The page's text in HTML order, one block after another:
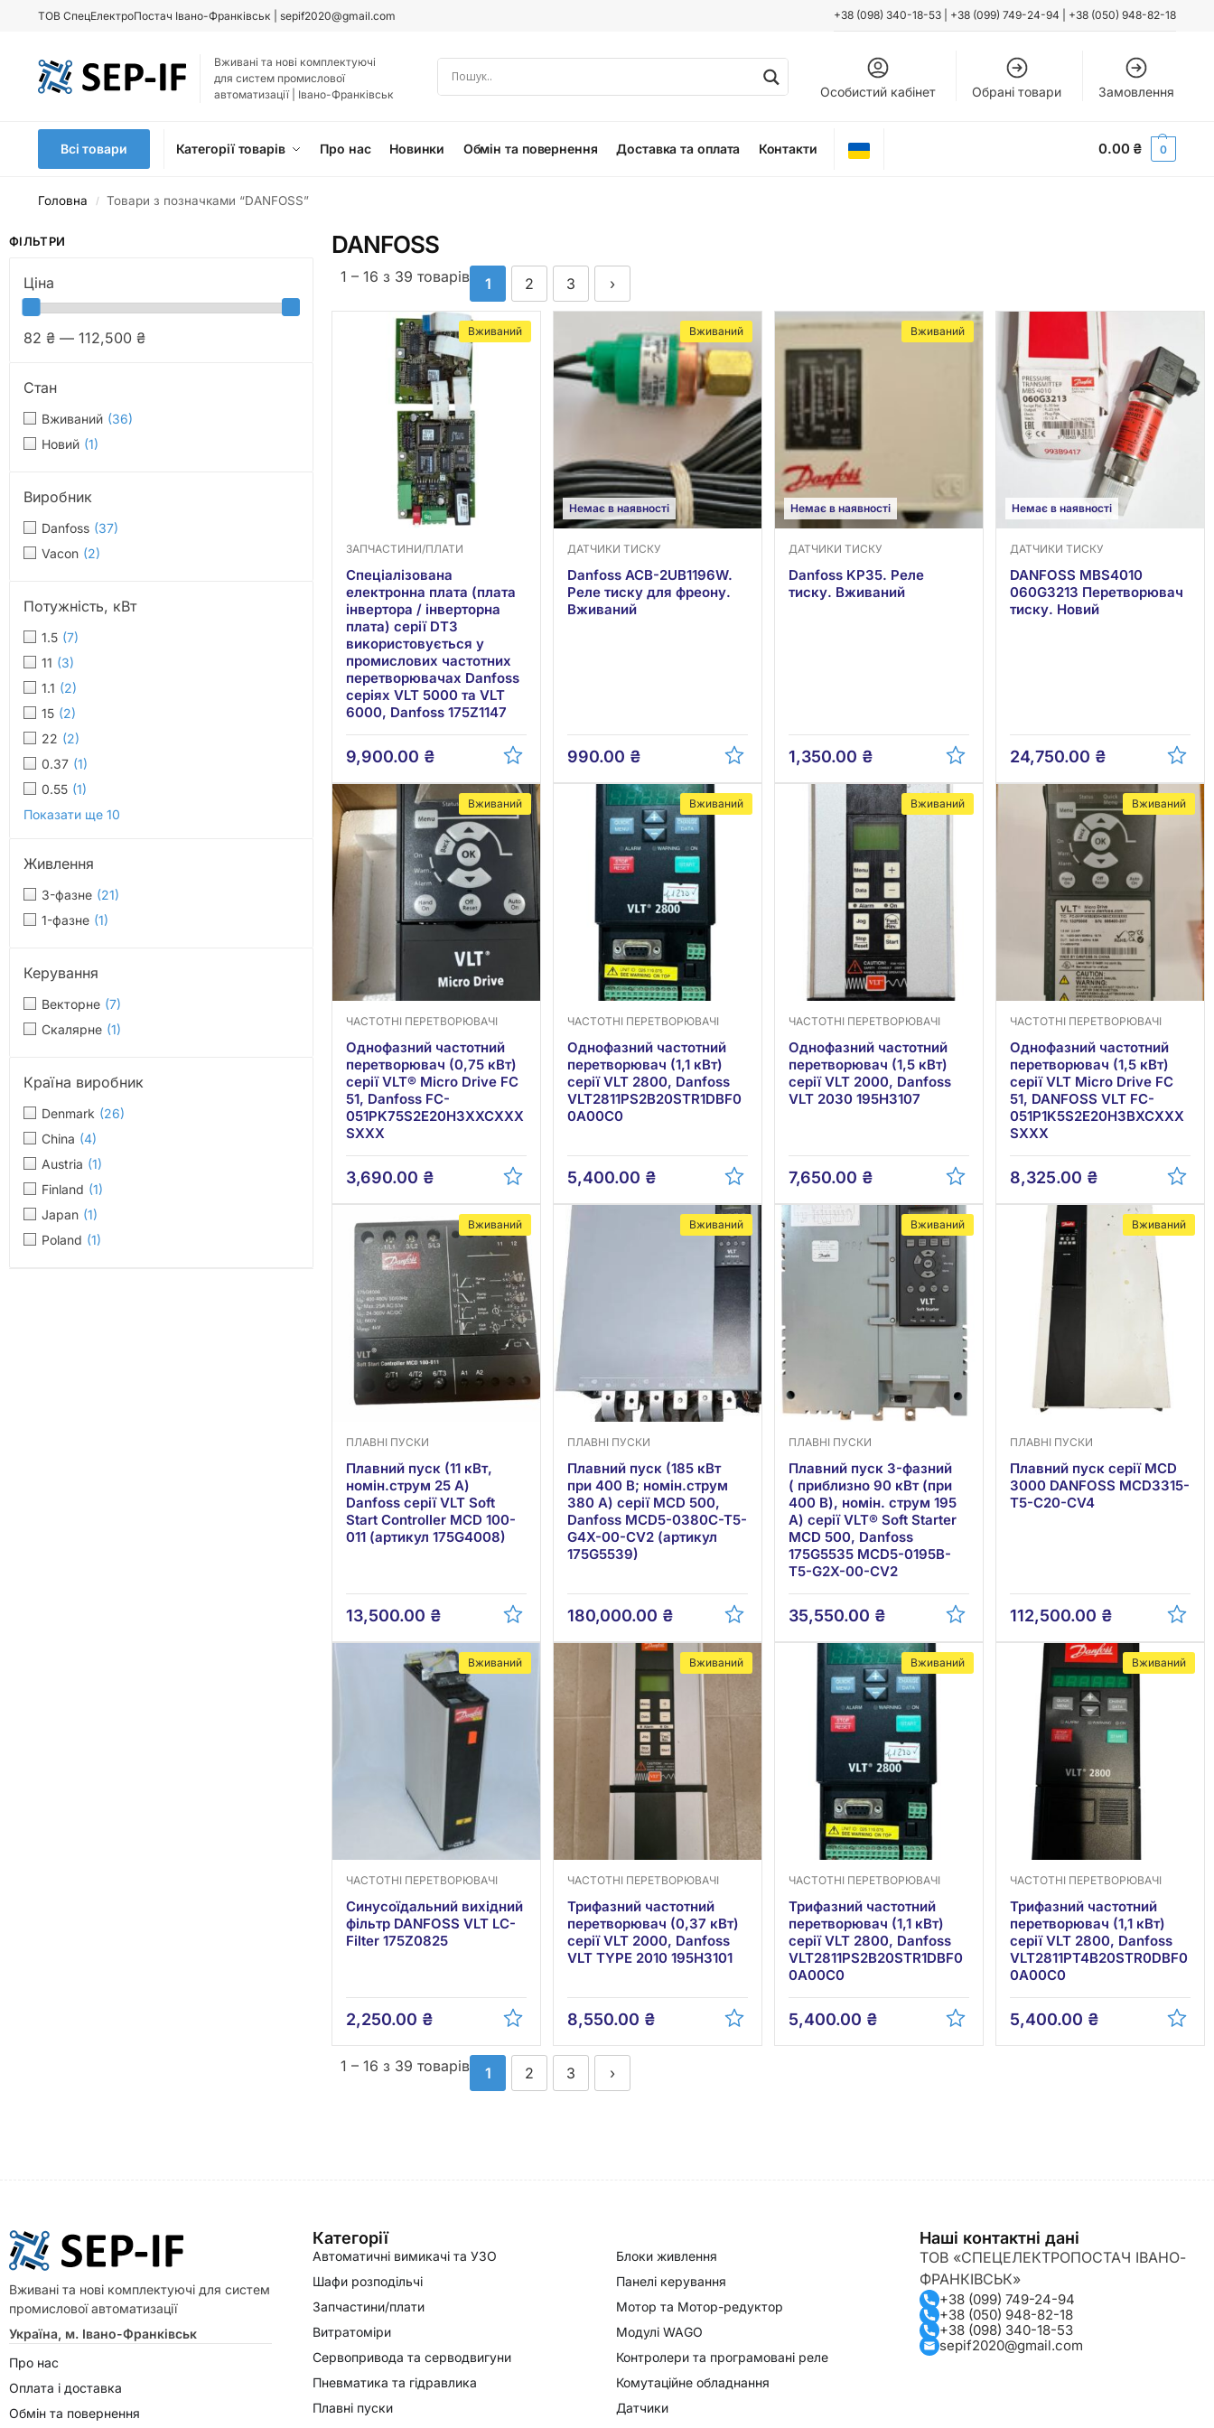
ТОВ СпецЕлектроПостач Івано-Франківськ | sepif2020@gmail.com +38 (098) 340-18-53 +38 (099) 749-24-94 +38 (050) 948-82-18
Вживані та нові комплектуючі
для систем промислової
автоматизації | Івано-Франківськ
Особистий кабінет Обрані товари Замовлення
Всі товари Категорії товарів Про нас Новинки Обмін та повернення Доставка та оплата Контакти 0.00 ₴ 0
Головна / Товари з позначками “DANFOSS”
ФІЛЬТРИ
Ціна
82 ₴ — 112,500 ₴
Стан
Вживаний (36)
Новий (1)
Виробник
Danfoss (37)
Vacon (2)
Потужність, кВт
1.5 (7)
11 (3)
1.1 (2)
15 (2)
22 (2)
0.37 (1)
0.55 (1)
Показати ще 10
Живлення
3-фазне (21)
1-фазне (1)
Керування
Векторне (7)
Скалярне (1)
Країна виробник
Denmark (26)
China (4)
Austria (1)
Finland (1)
Japan (1)
Poland (1)
DANFOSS
1 – 16 з 39 товарів 1 2 3 ›
Вживаний
ЗАПЧАСТИНИ/ПЛАТИ
Cпеціалізована
електронна плата (плата
інвертора / інверторна
плата) серії DT3
використовується у
промислових частотних
перетворювачах Danfoss
серіях VLT 5000 та VLT
6000, Danfoss 175Z1147
9,900.00 ₴
Немає в наявності
Вживаний
ДАТЧИКИ ТИСКУ
Danfoss ACB-2UB1196W.
Реле тиску для фреону.
Вживаний
990.00 ₴
Немає в наявності
Вживаний
ДАТЧИКИ ТИСКУ
Danfoss KP35. Реле
тиску. Вживаний
1,350.00 ₴
Немає в наявності
ДАТЧИКИ ТИСКУ
DANFOSS MBS4010
060G3213 Перетворювач
тиску. Новий
24,750.00 ₴
Вживаний
ЧАСТОТНІ ПЕРЕТВОРЮВАЧІ
Однофазний частотний
перетворювач (0,75 кВт)
серії VLT® Micro Drive FC
51, Danfoss FC-
051PK75S2E20H3XXCXXX
SXXX
3,690.00 ₴
Вживаний
ЧАСТОТНІ ПЕРЕТВОРЮВАЧІ
Однофазний частотний
перетворювач (1,1 кВт)
серії VLT 2800, Danfoss
VLT2811PS2B20STR1DBF0
0A00C0
5,400.00 ₴
Вживаний
ЧАСТОТНІ ПЕРЕТВОРЮВАЧІ
Однофазний частотний
перетворювач (1,5 кВт)
серії VLT 2000, Danfoss
VLT 2030 195H3107
7,650.00 ₴
Вживаний
ЧАСТОТНІ ПЕРЕТВОРЮВАЧІ
Однофазний частотний
перетворювач (1,5 кВт)
серії VLT Micro Drive FC
51, DANFOSS VLT FC-
051P1K5S2E20H3BXCXXX
SXXX
8,325.00 ₴
Вживаний
ПЛАВНІ ПУСКИ
Плавний пуск (11 кВт,
номін.струм 25 А)
Danfoss серії VLT Soft
Start Controller MCD 100-
011 (артикул 175G4008)
13,500.00 ₴
Вживаний
ПЛАВНІ ПУСКИ
Плавний пуск (185 кВт
при 400 В; номін.струм
380 А) серії MCD 500,
Danfoss MCD5-0380C-T5-
G4X-00-CV2 (артикул
175G5539)
180,000.00 ₴
Вживаний
ПЛАВНІ ПУСКИ
Плавний пуск 3-фазний
( приблизно 90 кВт (при
400 В), номін. струм 195
А) серії VLT® Soft Starter
MCD 500, Danfoss
175G5535 MCD5-0195B-
T5-G2X-00-CV2
35,550.00 ₴
Вживаний
ПЛАВНІ ПУСКИ
Плавний пуск серії MCD
3000 DANFOSS MCD3315-
T5-C20-CV4
112,500.00 ₴
Вживаний
ЧАСТОТНІ ПЕРЕТВОРЮВАЧІ
Синусоїдальний вихідний
фільтр DANFOSS VLT LC-
Filter 175Z0825
2,250.00 ₴
Вживаний
ЧАСТОТНІ ПЕРЕТВОРЮВАЧІ
Трифазний частотний
перетворювач (0,37 кВт)
серії VLT 2000, Danfoss
VLT TYPE 2010 195H3101
8,550.00 ₴
Вживаний
ЧАСТОТНІ ПЕРЕТВОРЮВАЧІ
Трифазний частотний
перетворювач (1,1 кВт)
серії VLT 2800, Danfoss
VLT2811PS2B20STR1DBF0
0A00C0
5,400.00 ₴
Вживаний
ЧАСТОТНІ ПЕРЕТВОРЮВАЧІ
Трифазний частотний
перетворювач (1,1 кВт)
серії VLT 2800, Danfoss
VLT2811PT4B20STR0DBF0
0A00С0
5,400.00 ₴
1 – 16 з 39 товарів 1 2 3 ›
Вживані та нові комплектуючі для систем
промислової автоматизації
Україна, м. Івано-Франківськ
Про нас
Оплата і доставка
Обмін та повернення
Категорії
Автоматичні вимикачі та УЗО
Шафи розподільчі
Запчастини/плати
Витратоміри
Сервопривода та серводвигуни
Пневматика та гідравлика
Плавні пуски
Блоки живлення
Панелі керування
Мотор та Мотор-редуктор
Модулі WAGO
Контролери та програмовані реле
Комутаційне обладнання
Датчики
Наші контактні дані
ТОВ «СПЕЦЕЛЕКТРОПОСТАЧ ІВАНО-
ФРАНКІВСЬК»
+38 (099) 749-24-94
+38 (050) 948-82-18
+38 (098) 340-18-53
sepif2020@gmail.com